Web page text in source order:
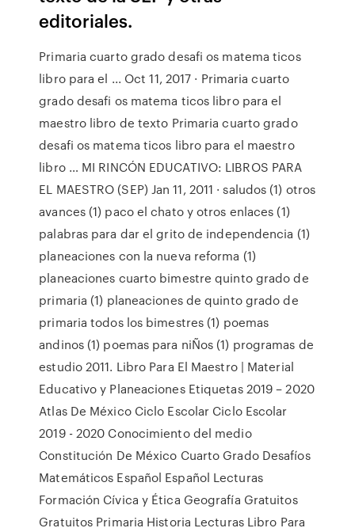
editoriales.
Primaria cuarto grado desafi os matema ticos
libro para el ... Oct 11, 2017 · Primaria cuarto
grado desafi os matema ticos libro para el
maestro libro de texto Primaria cuarto grado
desafi os matema ticos libro para el maestro
libro … MI RINCÓN EDUCATIVO: LIBROS PARA
EL MAESTRO (SEP) Jan 11, 2011 · saludos (1) otros
avances (1) paco el chato y otros enlaces (1)
palabras para dar el grito de independencia (1)
planeaciones con la nueva reforma (1)
planeaciones cuarto bimestre quinto grado de
primaria (1) planeaciones de quinto grado de
primaria todos los bimestres (1) poemas
andinos (1) poemas para niÑos (1) programas de
estudio 2011. Libro Para El Maestro | Material
Educativo y Planeaciones Etiquetas 2019 – 2020
Atlas De México Ciclo Escolar Ciclo Escolar
2019 - 2020 Conocimiento del medio
Constitución De México Cuarto Grado Desafíos
Matemáticos Español Español Lecturas
Formación Cívica y Ética Geografía Gratuitos
Gratuitos Primaria Historia Lecturas Libro Para